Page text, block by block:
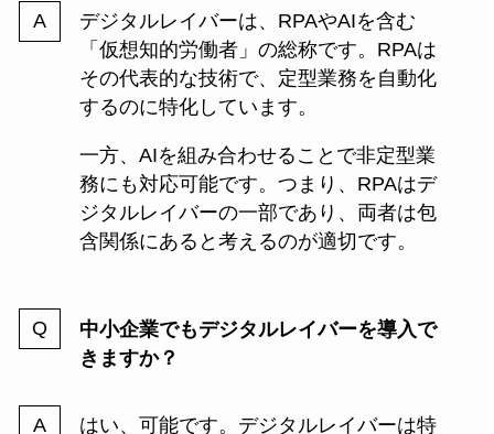
デジタルレイバーは、RPAやAIを含む
「仮想知的労働者」の総称です。RPAは
その代表的な技術で、定型業務を自動化
するのに特化しています。
一方、AIを組み合わせることで非定型業
務にも対応可能です。つまり、RPAはデ
ジタルレイバーの一部であり、両者は包
含関係にあると考えるのが適切です。
中小企業でもデジタルレイバーを導入で
きますか？
はい、可能です。デジタルレイバーは特